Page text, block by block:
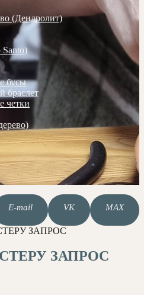
(Дендролит)
бусы
браслет
четки
E-mail VK MAX
ЗАПРОС
ЗАПРОС